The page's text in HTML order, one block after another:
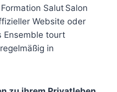
Salut Salon
Website oder
Ensemble tourt
in